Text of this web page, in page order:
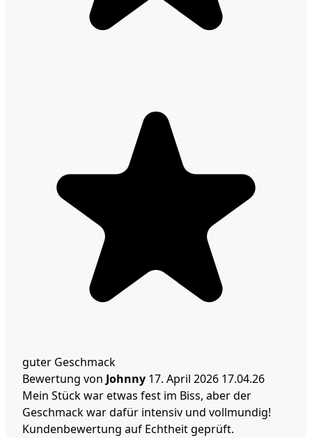
guter Geschmack
Bewertung von Johnny 17. April 2026 17.04.26
Mein Stück war etwas fest im Biss, aber der
Geschmack war dafür intensiv und vollmundig!
Kundenbewertung auf Echtheit geprüft.